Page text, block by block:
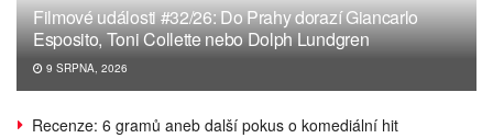
Filmové události #32/26: Do Prahy dorazí Giancarlo
Esposito, Toni Collette nebo Dolph Lundgren
9 SRPNA, 2026
Recenze: 6 gramů aneb další pokus o komediální hit